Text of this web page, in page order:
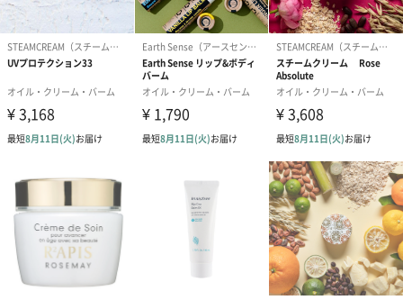
●シャンプー前の集中ヘアパックとして、乾いた髪に塗布し、数分
おいた後シャンプーしてください。タオルラップなどをしていた
だいても効果的です。
●ヘッドスパとして、シャンプー前の頭皮マッサージに。
●乾燥する手元のハンドケアとして。
●ネイルケアとして。爪先までマッサージするようになじませる
と、甘皮をしっとりとさせ、爪の乾燥を防ぎます。